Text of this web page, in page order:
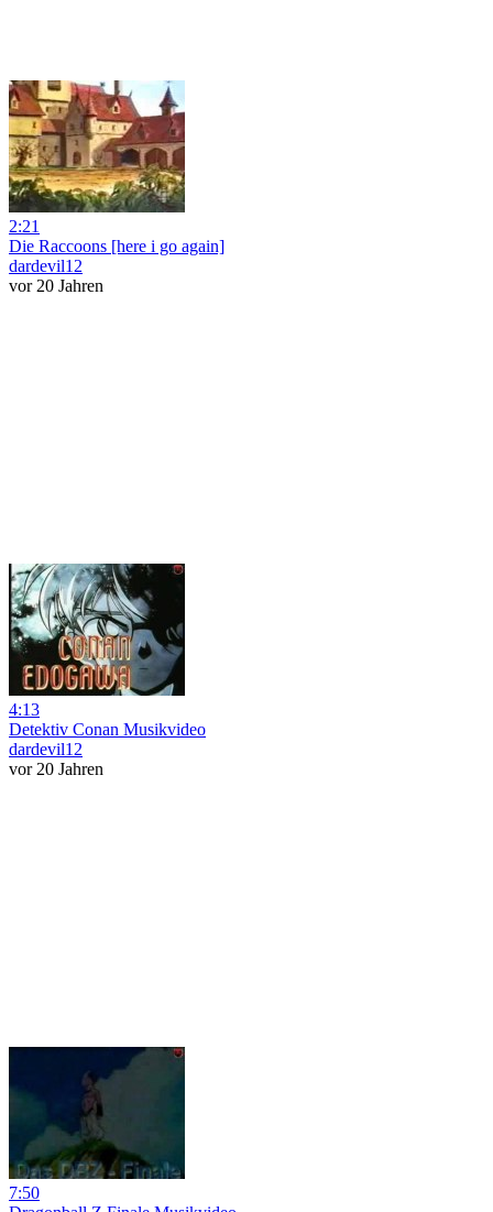
2:21
Die Raccoons [here i go again]
dardevil12
vor 20 Jahren
4:13
Detektiv Conan Musikvideo
dardevil12
vor 20 Jahren
7:50